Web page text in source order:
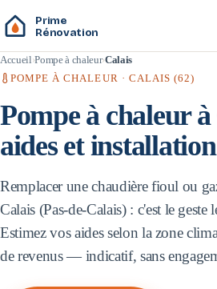
Prime
Rénovation
Accueil Pompe à chaleur Calais
POMPE À CHALEUR · CALAIS (62)
Pompe à chaleur à
aides et
Remplacer une chaudière fioul ou
Calais (Pas-de-Calais) : c'est le geste
Estimez vos aides selon la zone
de revenus — indicatif, sans